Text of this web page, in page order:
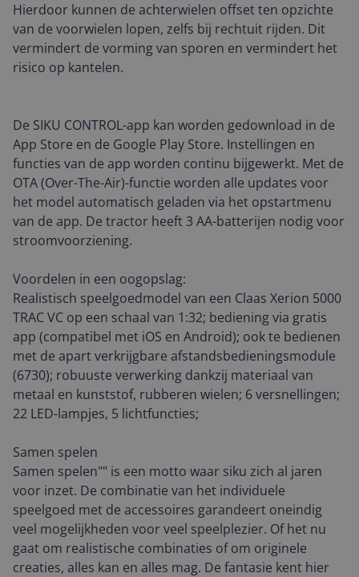
Hierdoor kunnen de achterwielen offset ten opzichte
van de voorwielen lopen, zelfs bij rechtuit rijden. Dit
vermindert de vorming van sporen en vermindert het
risico op kantelen.
De SIKU CONTROL-app kan worden gedownload in de
App Store en de Google Play Store. Instellingen en
functies van de app worden continu bijgewerkt. Met de
OTA (Over-The-Air)-functie worden alle updates voor
het model automatisch geladen via het opstartmenu
van de app. De tractor heeft 3 AA-batterijen nodig voor
stroomvoorziening.
Voordelen in een oogopslag:
Realistisch speelgoedmodel van een Claas Xerion 5000
TRAC VC op een schaal van 1:32; bediening via gratis
app (compatibel met iOS en Android); ook te bedienen
met de apart verkrijgbare afstandsbedieningsmodule
(6730); robuuste verwerking dankzij materiaal van
metaal en kunststof, rubberen wielen; 6 versnellingen;
22 LED-lampjes, 5 lichtfuncties;
Samen spelen
Samen spelen"" is een motto waar siku zich al jaren
voor inzet. De combinatie van het individuele
speelgoed met de accessoires garandeert oneindig
veel mogelijkheden voor veel speelplezier. Of het nu
gaat om realistische combinaties of om originele
creaties, alles kan en alles mag. De fantasie kent hier